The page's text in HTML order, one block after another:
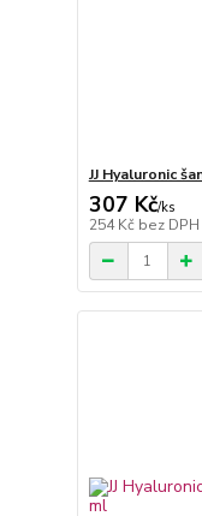
JJ Hyaluronic
307 Kč/ks
254 Kč bez DPH